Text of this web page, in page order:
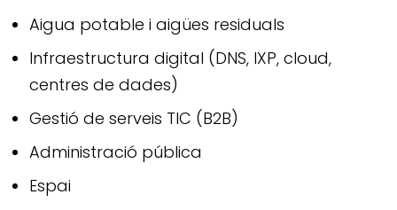
Aigua potable i aigües residuals
Infraestructura digital (DNS, IXP, cloud,
centres de dades)
Gestió de serveis TIC (B2B)
Administració pública
Espai